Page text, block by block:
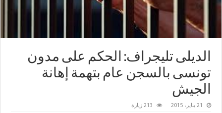
الديلى تليجراف: الحكم على مدون
تونسى بالسجن عام بتهمة إهانة
الجيش
21 يناير، 2015 213 زيارة